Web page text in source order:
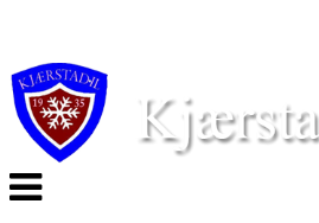
Veksle
navigasjon